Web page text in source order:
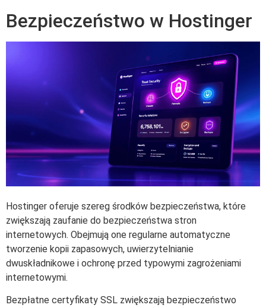
Bezpieczeństwo w Hostinger
Hostinger oferuje szereg środków bezpieczeństwa, które
zwiększają zaufanie do bezpieczeństwa stron
internetowych. Obejmują one regularne automatyczne
tworzenie kopii zapasowych, uwierzytelnianie
dwuskładnikowe i ochronę przed typowymi zagrożeniami
internetowymi.
Bezpłatne certyfikaty SSL zwiększają bezpieczeństwo